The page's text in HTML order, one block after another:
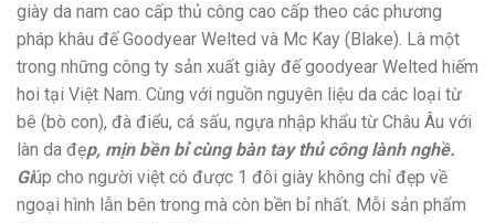
giày da nam cao cấp thủ công cao cấp theo các phương
pháp khâu đế Goodyear Welted và Mc Kay (Blake). Là một
trong những công ty sản xuất giày đế goodyear Welted hiếm
hoi tại Việt Nam. Cùng với nguồn nguyên liệu da các loại từ
bê (bò con), đà điểu, cá sấu, ngựa nhập khẩu từ Châu Âu với
làn da đẹp, mịn bền bỉ cùng bàn tay thủ công lành nghề.
Giúp cho người việt có được 1 đôi giày không chỉ đẹp về
ngoại hình lẫn bên trong mà còn bền bỉ nhất. Mỗi sản phẩm